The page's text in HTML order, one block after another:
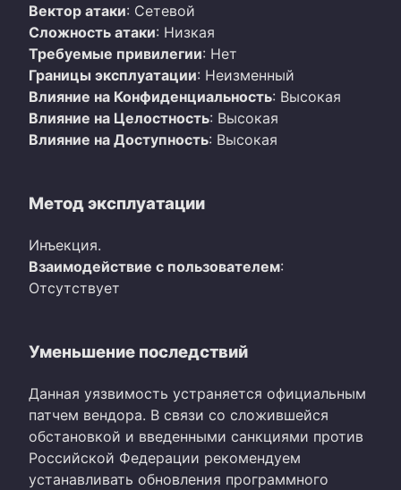
Вектор атаки: Сетевой
Сложность атаки: Низкая
Требуемые привилегии: Нет
Границы эксплуатации: Неизменный
Влияние на Конфиденциальность: Высокая
Влияние на Целостность: Высокая
Влияние на Доступность: Высокая
Метод эксплуатации
Инъекция.
Взаимодействие с пользователем:
Отсутствует
Уменьшение последствий
Данная уязвимость устраняется официальным
патчем вендора. В связи со сложившейся
обстановкой и введенными санкциями против
Российской Федерации рекомендуем
устанавливать обновления программного